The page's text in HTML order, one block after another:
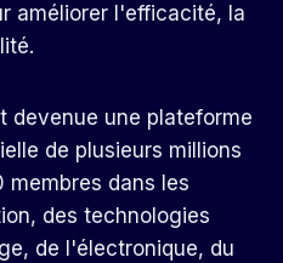
améliorer l'efficacité, la
devenue une plateforme
de plusieurs millions
dans les
des technologies
de l'électronique, du